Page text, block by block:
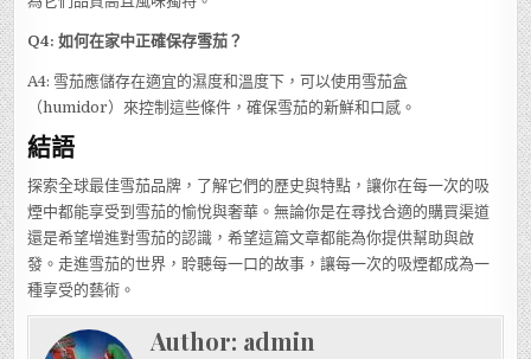
Q4: 如何在家中正確保存雪茄？
A4: 雪茄應儲存在適宜的濕度和溫度下，可以使用雪茄盒
（humidor）來控制這些條件，確保雪茄的新鮮和口感。
結語
探索全球最佳雪茄品牌，了解它們的歷史與特點，讓你在每一次的吸
煙中都能享受到雪茄的愉悅與奢華。無論你是在尋找合適的購買渠道
還是希望增進對雪茄的認識，希望這篇文章都能為你提供幫助與啟
發。走進雪茄的世界，聆聽每一口的故事，讓每一次的吸煙都成為一
種享受的藝術。
Author: admin